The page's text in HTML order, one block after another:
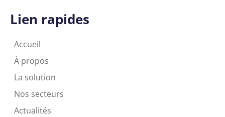
Lien rapides
Accueil
À propos
La solution
Nos secteurs
Actualités